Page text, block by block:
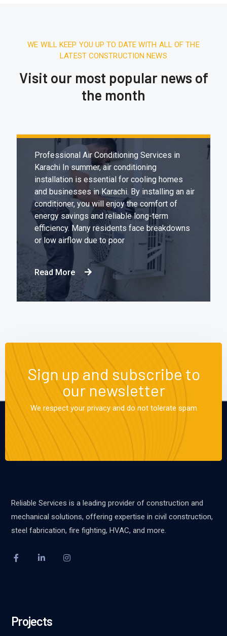
WE WILL KEEP YOU UP TO DATE WITH ALL OF THE
LATEST CONSTRUCTION NEWS
Visit our most popular news of
the month
December 27, 2025.7:31 AM
Professional Air Conditioning Services in
Karachi In summer, air conditioning
installation is essential for cooling homes
and businesses in Karachi. By installing an air
conditioner, you will enjoy the comfort of
energy savings and reliable long-term
efficiency. Many residents face breakdowns
or low airflow due to poor
Read More
Sign up and subscribe to
our newsletter
We respect your privacy and do not tolerate spam
Reliable Services is a leading provider of construction and
mechanical solutions, offering expertise in civil construction,
steel fabrication, fire fighting, HVAC, and more.
Projects